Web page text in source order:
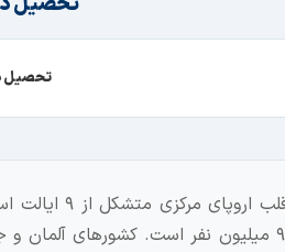
تحصیل
جمهوری
شود. جمعیت اتریش حدود ۹ میلیون نفر